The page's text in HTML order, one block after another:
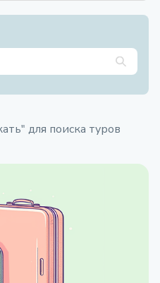
для поиска туров